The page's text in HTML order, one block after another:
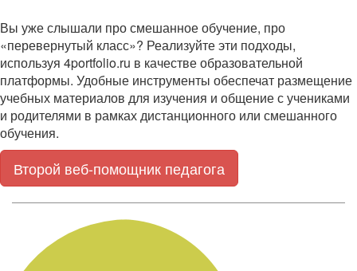
Вы уже слышали про смешанное обучение, про
«перевернутый класс»? Реализуйте эти подходы,
используя 4portfolio.ru в качестве образовательной
платформы. Удобные инструменты обеспечат размещение
учебных материалов для изучения и общение с учениками
и родителями в рамках дистанционного или смешанного
обучения.
Второй веб-помощник педагога